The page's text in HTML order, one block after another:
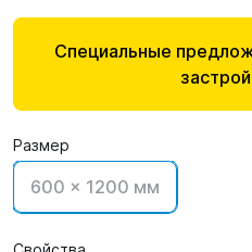
Специальные
Размер
600 x 1200 мм